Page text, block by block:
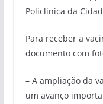
Policlínica da
Para receber a
documento com
– A ampliação da
um avanço